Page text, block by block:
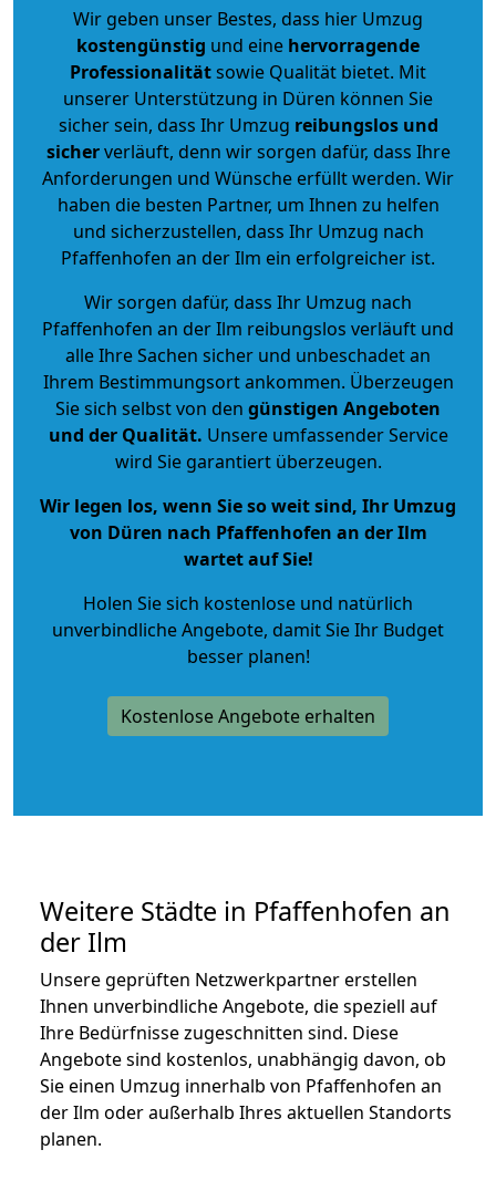
Wir geben unser Bestes, dass hier Umzug
kostengünstig und eine hervorragende
Professionalitätsowie Qualität bietet. Mit
unserer Unterstützung in Düren können Sie
sicher sein, dass Ihr Umzug reibungslos und
sicherverläuft, denn wir sorgen dafür, dass Ihre
Anforderungen und Wünsche erfüllt werden. Wir
haben die besten Partner, um Ihnen zu helfen
und sicherzustellen, dass Ihr Umzug nach
Pfaffenhofen an der Ilm ein erfolgreicher ist.
Wir sorgen dafür, dass Ihr Umzug nach
Pfaffenhofen an der Ilm reibungslos verläuft und
alle Ihre Sachen sicher und unbeschadet an
Ihrem Bestimmungsort ankommen. Überzeugen
Sie sich selbst von den günstigen Angeboten
und der Qualität. Unsere umfassender Service
wird Sie garantiert überzeugen.
Wir legen los, wenn Sie so weit sind, Ihr Umzug
von Düren nach Pfaffenhofen an der Ilm
wartet auf Sie!
Holen Sie sich kostenlose und natürlich
unverbindliche Angebote, damit Sie Ihr Budget
besser planen!
Kostenlose Angebote erhalten
Weitere Städte in Pfaffenhofen an
der Ilm
Unsere geprüften Netzwerkpartner erstellen
Ihnen unverbindliche Angebote, die speziell auf
Ihre Bedürfnisse zugeschnitten sind. Diese
Angebote sind kostenlos, unabhängig davon, ob
Sie einen Umzug innerhalb von Pfaffenhofen an
der Ilm oder außerhalb Ihres aktuellen Standorts
planen.